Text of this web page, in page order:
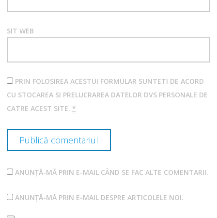
SIT WEB
PRIN FOLOSIREA ACESTUI FORMULAR SUNTETI DE ACORD
CU STOCAREA SI PRELUCRAREA DATELOR DVS PERSONALE DE
CATRE ACEST SITE. *
ANUNȚĂ-MĂ PRIN E-MAIL CÂND SE FAC ALTE COMENTARII.
ANUNȚĂ-MĂ PRIN E-MAIL DESPRE ARTICOLELE NOI.